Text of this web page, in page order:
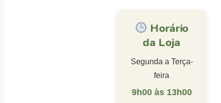
Horário
da Loja
Segunda a Terça-
feira
9h00 às 13h00